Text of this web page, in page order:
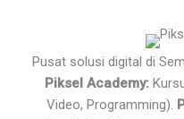
Pusat solusi digital di
Piksel Academy:
Video, Programming).